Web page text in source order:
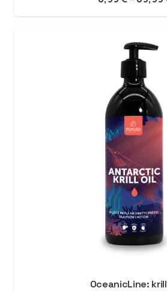
OceanicLine: